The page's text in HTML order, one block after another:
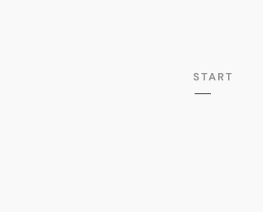
START